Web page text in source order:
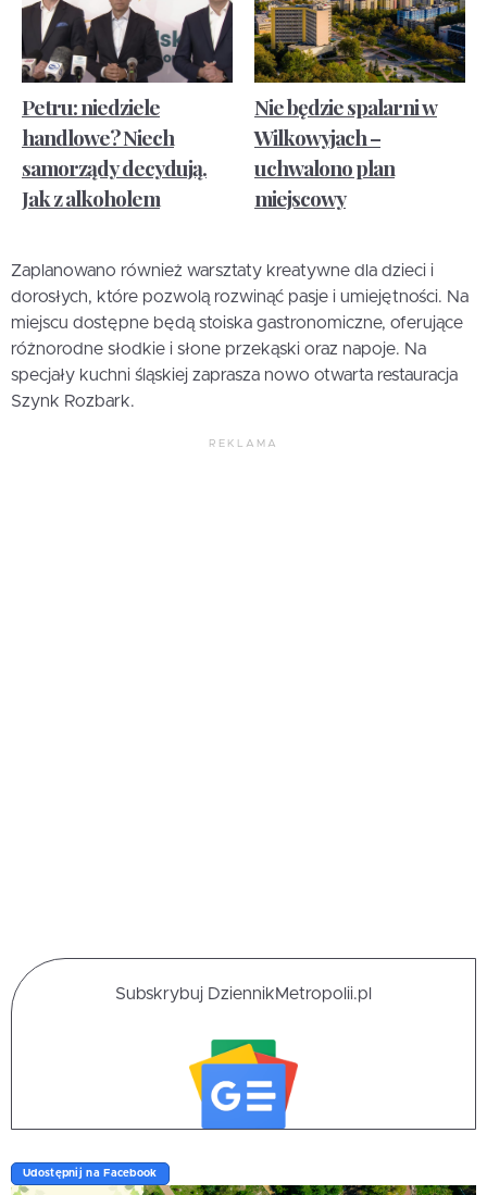
Petru: niedziele
handlowe? Niech
samorządy decydują.
Jak z alkoholem
Nie będzie spalarni w
Wilkowyjach –
uchwalono plan
miejscowy
Zaplanowano również warsztaty kreatywne dla dzieci i
dorosłych, które pozwolą rozwinąć pasje i umiejętności. Na
miejscu dostępne będą stoiska gastronomiczne, oferujące
różnorodne słodkie i słone przekąski oraz napoje. Na
specjały kuchni śląskiej zaprasza nowo otwarta restauracja
Szynk Rozbark.
REKLAMA
Subskrybuj DziennikMetropolii.pl
Udostępnij na Facebook